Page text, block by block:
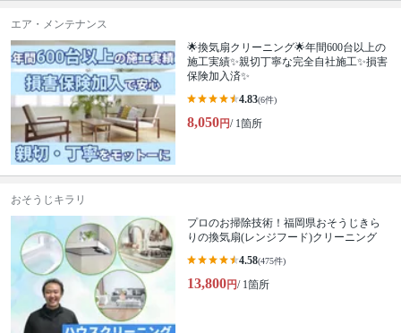
エア・メンテナンス
🌟換気扇クリーニング🌟年間600台以上の
施工実績✨親切丁寧な完全自社施工✨損害
保険加入済✨
4.83(6件)
8,050円/ 1箇所
おそうじキラリ
プロのお掃除技術！福岡県おそうじきら
りの換気扇(レンジフード)クリーニング
4.58(475件)
13,800円/ 1箇所